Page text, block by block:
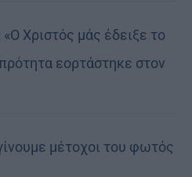
Χριστός μάς έδειξε το
εορτάστηκε στον
μέτοχοι του φωτός